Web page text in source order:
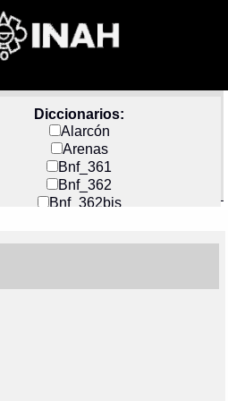
Diccionarios:
Alarcón
Arenas
Bnf_361
Bnf_362
Bnf_362bis
Docs_México